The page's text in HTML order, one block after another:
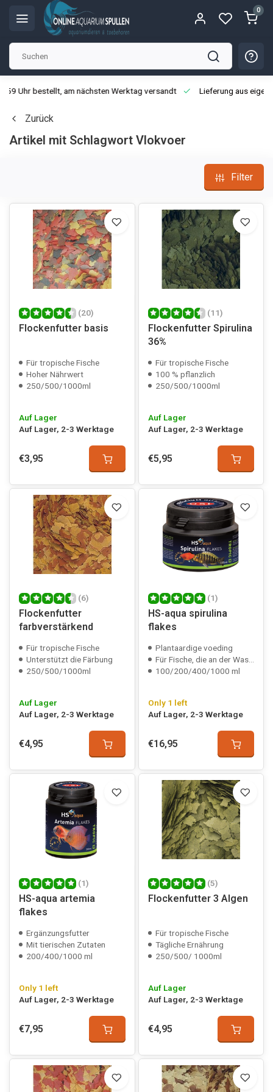
0
Uhr bestellt, am nächsten Werktag versandt Lieferung aus
Zurück
Artikel mit Schlagwort Vlokvoer
Filter
(20)
Flockenfutter basis
Für tropische Fische
Hoher Nährwert
250/500/1000ml
Auf Lager
Auf Lager, 2-3 Werktage
€3,95
(11)
Flockenfutter Spirulina
36%
Für tropische Fische
100 % pflanzlich
250/500/1000ml
Auf Lager
Auf Lager, 2-3 Werktage
€5,95
(6)
Flockenfutter
farbverstärkend
Für tropische Fische
Unterstützt die Färbung
250/500/1000ml
Auf Lager
Auf Lager, 2-3 Werktage
€4,95
(1)
HS-aqua spirulina
flakes
Plantaardige voeding
Für Fische, die an der Wasseroberfläche fressen
100/200/400/1000 ml
Only 1 left
Auf Lager, 2-3 Werktage
€16,95
(1)
HS-aqua artemia
flakes
Ergänzungsfutter
Mit tierischen Zutaten
200/400/1000 ml
Only 1 left
Auf Lager, 2-3 Werktage
€7,95
(5)
Flockenfutter 3 Algen
Für tropische Fische
Tägliche Ernährung
250/500/ 1000ml
Auf Lager
Auf Lager, 2-3 Werktage
€4,95